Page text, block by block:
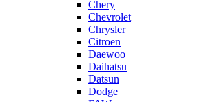
Chery
Chevrolet
Chrysler
Citroen
Daewoo
Daihatsu
Datsun
Dodge